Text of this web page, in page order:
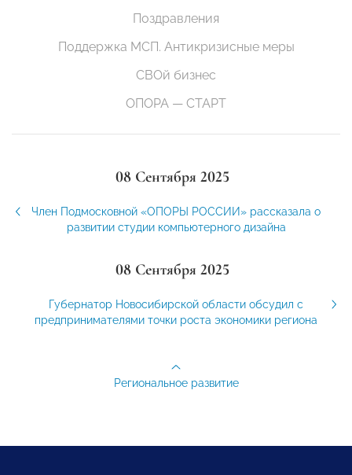
Поздравления
Поддержка МСП. Антикризисные меры
СВОй бизнес
ОПОРА — СТАРТ
08 Сентября 2025
Член Подмосковной «ОПОРЫ РОССИИ» рассказала о
развитии студии компьютерного дизайна
08 Сентября 2025
Губернатор Новосибирской области обсудил с
предпринимателями точки роста экономики региона
Региональное развитие